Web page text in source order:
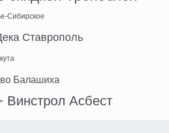
Сибирское
Ставрополь
Балашиха
Винстрол Асбест